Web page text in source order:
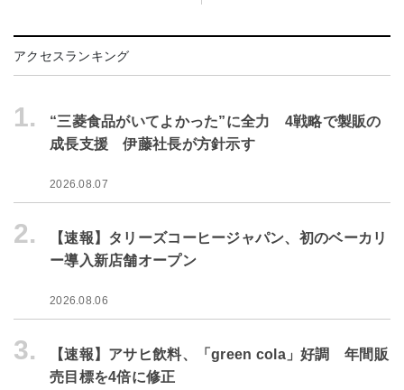
アクセスランキング
1.
“三菱食品がいてよかった”に全力 4戦略で製販の
成長支援 伊藤社長が方針示す
2026.08.07
2.
【速報】タリーズコーヒージャパン、初のベーカリ
ー導入新店舗オープン
2026.08.06
3.
【速報】アサヒ飲料、「green cola」好調 年間販
売目標を4倍に修正